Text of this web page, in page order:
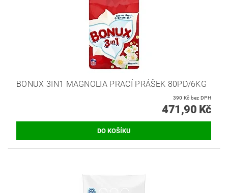
BONUX 3IN1 MAGNOLIA PRACÍ PRÁŠEK 80PD/6KG
390 Kč bez DPH
471,90 Kč